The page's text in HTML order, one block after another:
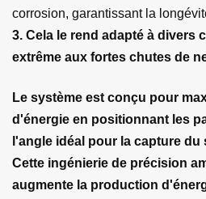
corrosion, garantissant la
3. Cela le rend adapté à divers
extrême aux fortes chutes de
Le système est conçu pour
d'énergie en positionnant les
l'angle idéal pour la capture du
Cette ingénierie de précision
augmente la production